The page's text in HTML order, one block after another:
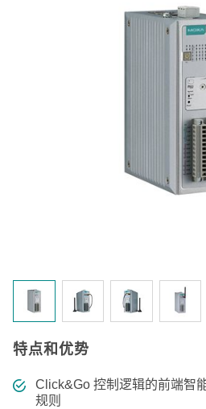
特点和优势
Click&Go 控制逻辑的前端智
规则